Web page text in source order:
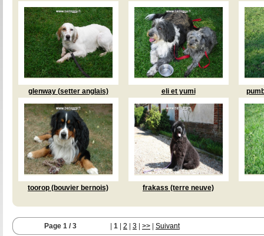
glenway (setter anglais) eli et yumi
toorop (bouvier bernois) frakass (terre neuve)
Page 1 / 3 1 2 3 >> Suivant